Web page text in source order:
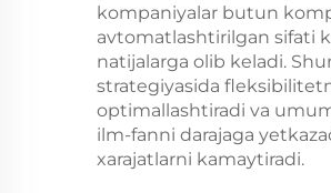
kompaniyalar butun
avtomatlashtirilgan sifati
natijalarga olib keladi.
strategiyasida
optimallashtiradi va
ilm-fanni darajaga
xarajatlarni kamaytiradi.